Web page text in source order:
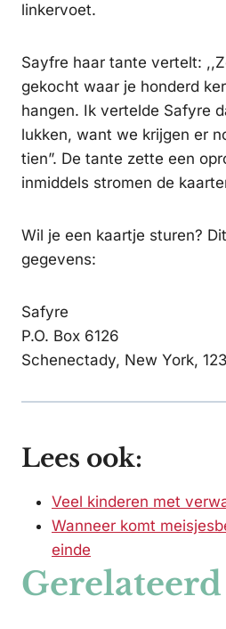
linkervoet.
Sayfre haar tante vertelt:
gekocht waar je honderd
hangen. Ik vertelde Safyre
lukken, want we krijgen er
tien”. De tante zette een
inmiddels stromen de
Wil je een kaartje sturen?
gegevens:
Safyre
P.O. Box 6126
Schenectady, New York,
Lees ook:
Veel kinderen met
Wanneer komt
einde
Gerelateerd